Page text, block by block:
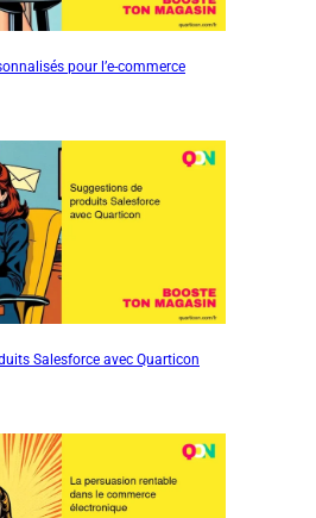
pour l’e-commerce
Salesforce avec Quarticon